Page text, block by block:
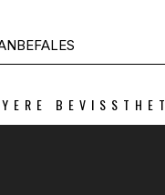
BEVISSTHET